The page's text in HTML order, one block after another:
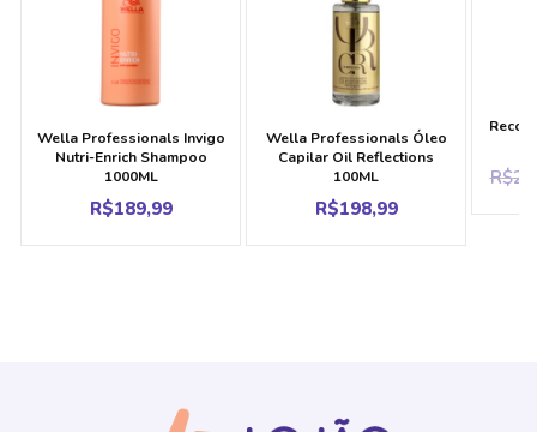
Wella Professionals Invigo
Nutri-Enrich Shampoo
1000ML
R$189,99
Wella Professionals Óleo
Capilar Oil Reflections
100ML
R$198,99
R$